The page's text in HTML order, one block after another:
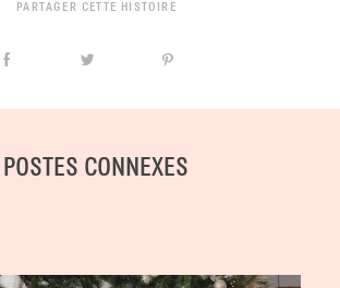
PARTAGER CETTE HISTOIRE
POSTES CONNEXES